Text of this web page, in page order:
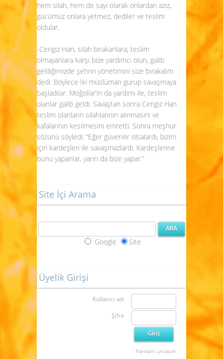
hem silah, hem de sayı olarak onlardan azız,
gücümüz onlara yetmez, dediler ve teslim
oldular.
-Cengiz Han, silah bırakanlara; teslim
olmayanlara karşı bize yardımcı olun, galib
geldiğimizde şehrin yönetimini size bırakalım
dedi. Böylece İki müslüman gurup savaşmaya
başladılar. Moğollar’ın da yardımı ile, teslim
olanlar galib geldi. Savaştan sonra Cengiz Han
teslim olanların silahlarının alınmasını ve
kafalarının kesilmesini emretti. Sonra meşhur
sözünü söyledi: “Eğer güvenilir olsalardı, bizim
için kardeşleri ile savaşmazlardı. Kardeşlerine
bunu yapanlar, yarın da bize yapar.”
Site İçi Arama
Google Site
Üyelik Girişi
Kullanıcı adı
Şifre
Parolamı unuttum